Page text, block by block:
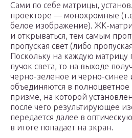
Сами по себе матрицы,
проекторе — монохромные
белое изображение). ЖК-
и открываться, тем самым
пропуская свет (либо
Поскольку на каждую матрицу
пучок света, то на выходе
черно-зеленое и черно-
объединяются в
призме, на которой
после чего результирующее
передается далее в
в итоге попадает на экран.